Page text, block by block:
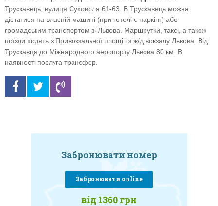
Трускавець, вулиця Суховоля 61-63. В Трускавець можна
дістатися на власній машині (при готелі є паркінг) або
громадським транспортом зі Львова. Маршрутки, таксі, а також
поїзди ходять з Привокзальної площі і з ж/д вокзалу Львова. Від
Трускавця до Міжнародного аеропорту Львова 80 км. В
наявності послуга трансфер.
Забронювати номер
Забронювати online
від 1360 грн